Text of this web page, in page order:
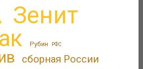
Зенит
Рубин РФС
сборная России